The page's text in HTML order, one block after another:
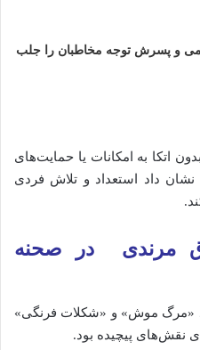
و پسرش توجه مخاطبان را جلب
اتکا به امکانات یا حمایت‌های
داد استعداد و تلاش فردی
مرندی در صحنه
«مرگ موش» و «شکلات فرنگی»
نقش‌های پیچیده بود.